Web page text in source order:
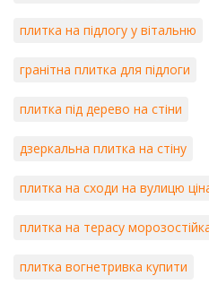
плитка на підлогу у вітальню
гранітна плитка для підлоги
плитка під дерево на стіни
дзеркальна плитка на стіну
плитка на сходи на вулицю
плитка на терасу
плитка вогнетривка купити